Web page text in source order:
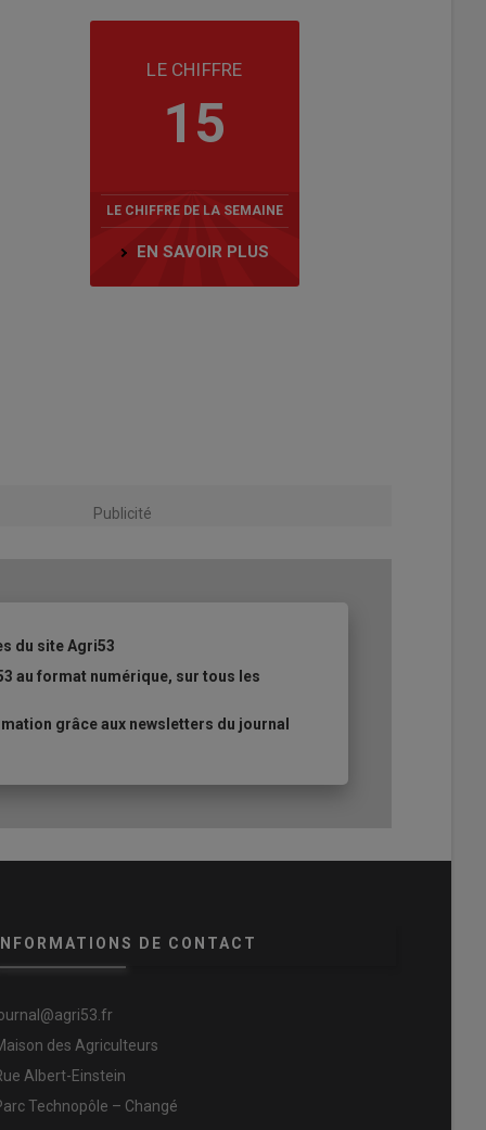
LE CHIFFRE
15
LE CHIFFRE DE LA SEMAINE
EN SAVOIR PLUS
Publicité
du site Agri53
au format numérique, sur tous les
grâce aux newsletters du journal
INFORMATIONS DE CONTACT
des Agriculteurs
Albert-Einstein
Technopôle – Changé